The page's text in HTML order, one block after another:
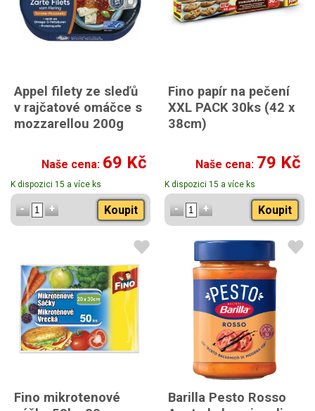
Appel filety ze sleďů
v rajčatové omáčce s
mozzarellou 200g
Naše cena: 69 Kč
K dispozici 15 a více ks
Koupit
Fino papír na pečení
XXL PACK 30ks (42 x
38cm)
Naše cena: 79 Kč
K dispozici 15 a více ks
Koupit
Fino mikrotenové
Barilla Pesto Rosso